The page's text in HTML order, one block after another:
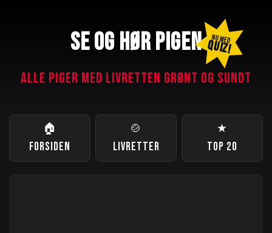
SE OG HØR PIGEN NU MED
QUIZ!
ALLE PIGER MED LIVRETTEN GRØNT OG SUNDT
🏠
FORSIDEN
🍲
LIVRETTER
★
TOP 20